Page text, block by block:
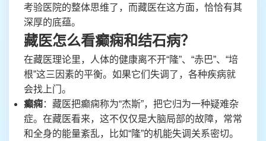
考验医院的整体思维了，而藏医在这方面，恰恰有其
深厚的底蕴。
藏医怎么看癫痫和结石病？
在藏医理论里，人体的健康离不开“隆”、“赤巴”、“培
根”这三因素的平衡。如果它们失调了，各种疾病就
会找上门。
癫痫：藏医把癫痫称为“杰斯”，把它归为一种疑难杂
症。在藏医看来，这不仅仅是大脑局部的故障，常常
和全身的能量紊乱，比如“隆”的机能失调关系密切。